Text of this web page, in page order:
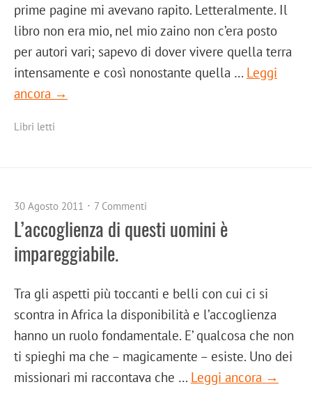
prime pagine mi avevano rapito. Letteralmente. Il
libro non era mio, nel mio zaino non c’era posto
per autori vari; sapevo di dover vivere quella terra
intensamente e così nonostante quella … Leggi
ancora →
Libri letti
30 Agosto 2011 7 Commenti
L’accoglienza di questi uomini è
impareggiabile.
Tra gli aspetti più toccanti e belli con cui ci si
scontra in Africa la disponibilità e l’accoglienza
hanno un ruolo fondamentale. E’ qualcosa che non
ti spieghi ma che – magicamente – esiste. Uno dei
missionari mi raccontava che … Leggi ancora →